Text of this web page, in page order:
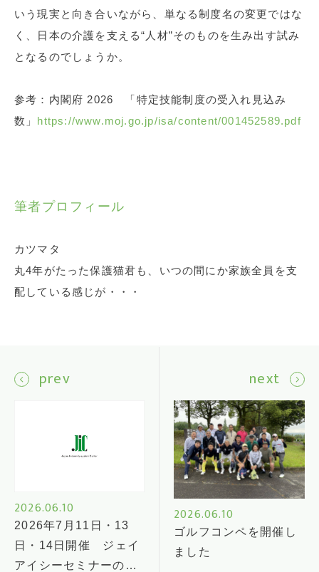
いう現実と向き合いながら、単なる制度名の変更ではな
く、日本の介護を支える“人材”そのものを生み出す試み
となるのでしょうか。
参考：内閣府 2026 「特定技能制度の受入れ見込み
数」 https://www.moj.go.jp/isa/content/001452589.pdf
筆者プロフィール
カツマタ
丸4年がたった保護猫君も、いつの間にか家族全員を支
配している感じが・・・
prev
2026.06.10
2026年7月11日・13
日・14日開催 ジェイ
アイシーセミナーのご
next
2026.06.10
ゴルフコンペを開催し
ました